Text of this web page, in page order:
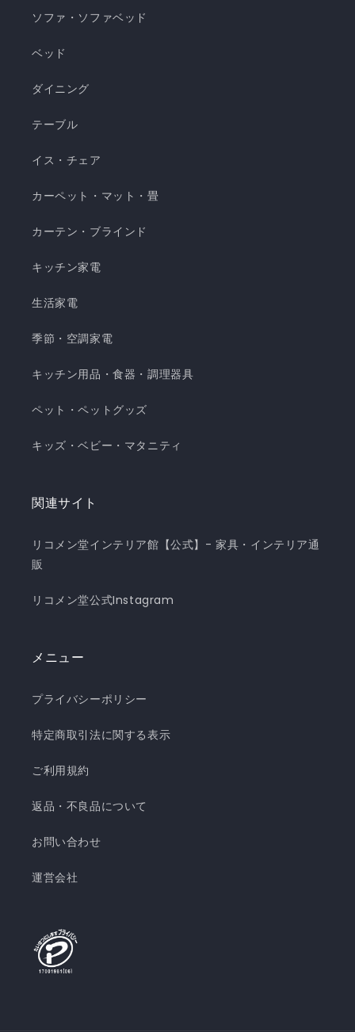
シブル仕様 ・柔らかくてとろっとしたくしゅくし
濯できてお手入れ簡単 瞬間避暑地 くしゅくしゅケ
暑地 くしゅくしゅケット SD...
ソファ・ソファベッド
ベッド
ダイニング
テーブル
イス・チェア
カーペット・マット・畳
カーテン・ブラインド
キッチン家電
生活家電
季節・空調家電
キッチン用品・食器・調理器具
ペット・ペットグッズ
キッズ・ベビー・マタニティ
関連サイト
リコメン堂インテリア館【公式】- 家具・インテリア通
販
リコメン堂公式Instagram
メニュー
プライバシーポリシー
特定商取引法に関する表示
ご利用規約
返品・不良品について
お問い合わせ
運営会社